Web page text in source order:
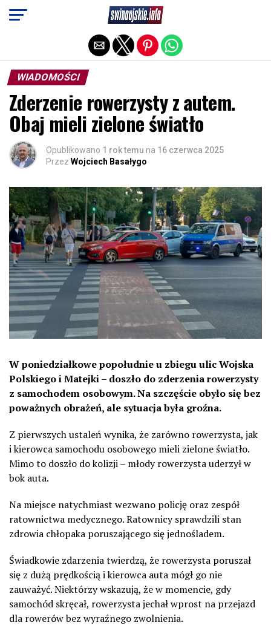
WIADOMOŚCI
Zderzenie rowerzysty z autem.
Obaj mieli zielone światło
Opublikowano 1 rok temu na 16 czerwca 2025
Przez Wojciech Basałygo
W poniedziałkowe popołudnie u zbiegu ulic Wojska
Polskiego i Matejki – doszło do zderzenia rowerzysty
z samochodem osobowym. Na szczęście obyło się bez
poważnych obrażeń, ale sytuacja była groźna.
Z pierwszych ustaleń wynika, że zarówno rowerzysta, jak
i kierowca samochodu osobowego mieli zielone światło.
Mimo to doszło do kolizji – młody rowerzysta uderzył w
bok auta.
Na miejsce natychmiast wezwano policję oraz zespół
ratownictwa medycznego. Ratownicy sprawdzili stan
zdrowia chłopaka poruszającego się jednośladem.
Świadkowie zdarzenia twierdzą, że rowerzysta poruszał
się z dużą prędkością i kierowca auta mógł go nie
zauważyć. Niektórzy wskazują, że w momencie, gdy
samochód skręcał, rowerzysta jechał wprost na przejazd
dla rowerów bez wyraźnego zwolnienia.
Exit mobile version